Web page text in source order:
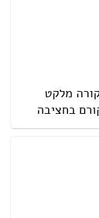
מלקט
בחציבה